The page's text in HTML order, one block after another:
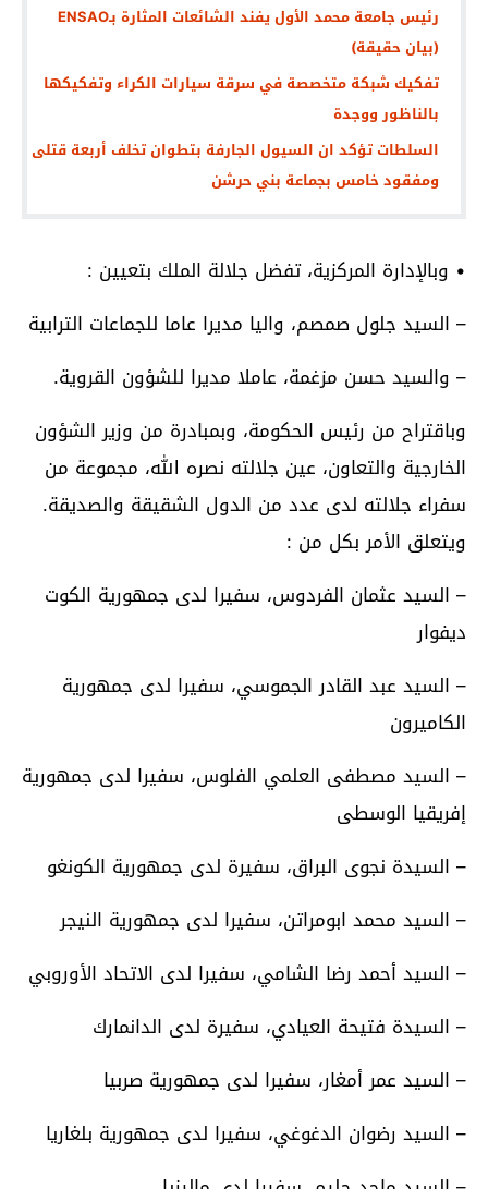
رئيس جامعة محمد الأول يفند الشائعات المثارة بـENSAO
(بيان حقيقة)
تفكيك شبكة متخصصة في سرقة سيارات الكراء وتفكيكها
بالناظور ووجدة
السلطات تؤكد ان السيول الجارفة بتطوان تخلف أربعة قتلى
ومفقود خامس بجماعة بني حرشن
• وبالإدارة المركزية، تفضل جلالة الملك بتعيين :
– السيد جلول صمصم، واليا مديرا عاما للجماعات الترابية
– والسيد حسن مزغمة، عاملا مديرا للشؤون القروية.
وباقتراح من رئيس الحكومة، وبمبادرة من وزير الشؤون
الخارجية والتعاون، عين جلالته نصره الله، مجموعة من
سفراء جلالته لدى عدد من الدول الشقيقة والصديقة.
ويتعلق الأمر بكل من :
– السيد عثمان الفردوس، سفيرا لدى جمهورية الكوت
ديفوار
– السيد عبد القادر الجموسي، سفيرا لدى جمهورية
الكاميرون
– السيد مصطفى العلمي الفلوس، سفيرا لدى جمهورية
إفريقيا الوسطى
– السيدة نجوى البراق، سفيرة لدى جمهورية الكونغو
– السيد محمد ابومراتن، سفيرا لدى جمهورية النيجر
– السيد أحمد رضا الشامي، سفيرا لدى الاتحاد الأوروبي
– السيدة فتيحة العيادي، سفيرة لدى الدانمارك
– السيد عمر أمغار، سفيرا لدى جمهورية صربيا
– السيد رضوان الدغوغي، سفيرا لدى جمهورية بلغاريا